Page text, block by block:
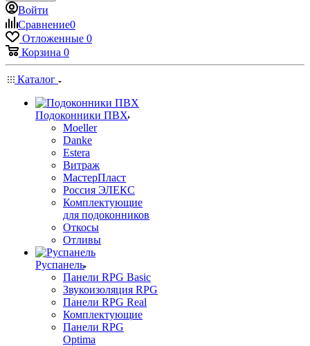
Войти
Сравнение0
Отложенные 0
Корзина 0
Каталог
Подоконники ПВХ
Moeller
Danke
Estera
Витраж
МастерПласт
Россия ЭЛЕКС
Комплектующие
для подоконников
Откосы
Отливы
Руспанель
Панели RPG Basic
Звукоизоляция RPG
Панели RPG Real
Комплектующие
Панели RPG
Optima